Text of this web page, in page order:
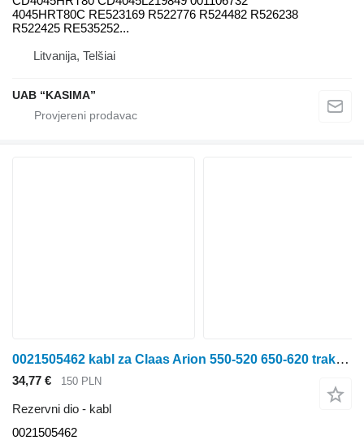
4045HRT80C RE523169 R522776 R524482 R526238
R522425 RE535252...
Litvanija, Telšiai
UAB “KASIMA”
0021505462 kabl za Claas Arion 550-520 650-620 traktora točkaša
34,77 € 150 PLN
Rezervni dio - kabl
0021505462